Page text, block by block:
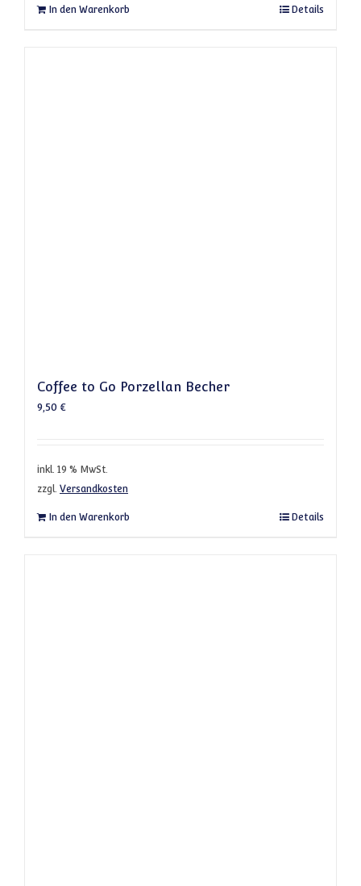
In den Warenkorb Details
Coffee to Go Porzellan Becher
9,50 €
inkl. 19 % MwSt.
zzgl. Versandkosten
In den Warenkorb Details